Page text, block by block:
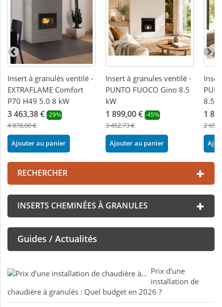
Insert à granulés ventilé -
EXTRAFLAME Comfort
P70 H49 5.0 8 kW
3 463,38 € -29%
4 878,00 €
Ajouter au panier
Insert à granules ventilé -
PUNTO FUOCO Gino 8.5
kW
1 899,00 € -45%
3 452,73 €
Ajouter au panier
8.5
1
2
RECHERCHER
INSERTS CHEMINÉES À GRANULES
Guides / Actualités
Prix d'une
installation de
chaudière à granulés : Quel budget en 2026 ?